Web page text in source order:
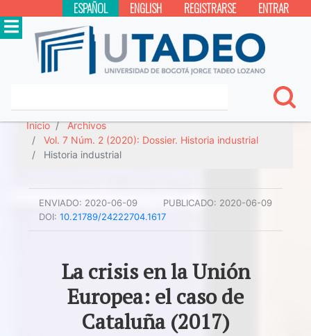
ESPAÑOL ENGLISH REGISTRARSE ENTRAR
Inicio
Archivos
Vol. 7 Núm. 2 (2020): Dossier. Historia industrial
Historia industrial
ENVIADO: 2020-06-09 PUBLICADO: 2020-06-09
DOI:10.21789/24222704.1617
La crisis en la Unión
Europea: el caso de
Cataluña (2017)